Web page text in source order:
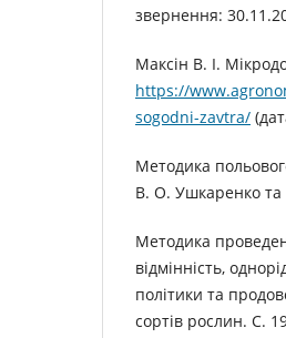
звернення:
Максін В. І.
https://
sogodni-zavtra/
Методика
В. О. Ушкаренко та
Методика
відмінність,
політики та
сортів рослин. С.